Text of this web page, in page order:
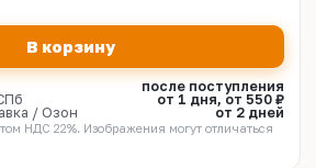
В корзину
после поступления
от 1 дня, от 550 ₽
/ Озон
от 2 дней
НДС 22%. Изображения могут отличаться